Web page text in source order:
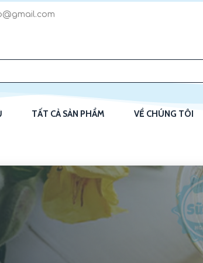
TẤT CẢ SẢN PHẨM VỀ CHÚNG TÔI